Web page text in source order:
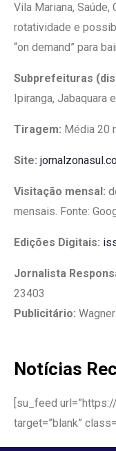
Vila Mariana, Saúde,
rotatividade e
“on demand” para
Subprefeituras
Ipiranga, Jabaquara
Tiragem: Média 20
Site:
Visitação mensal:
mensais. Fonte:
Edições Digitais:
Jornalista
23403
Publicitário:
Notícias
[su_feed
target=”blank”